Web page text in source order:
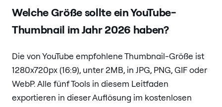
Welche Größe sollte ein YouTube-
Thumbnail im Jahr 2026 haben?
Die von YouTube empfohlene Thumbnail-Größe ist
1280x720px (16:9), unter 2MB, in JPG, PNG, GIF oder
WebP. Alle fünf Tools in diesem Leitfaden
exportieren in dieser Auflösung im kostenlosen